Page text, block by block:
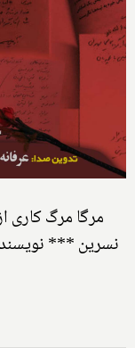
مرگا مرگ کاری
نسرین ***